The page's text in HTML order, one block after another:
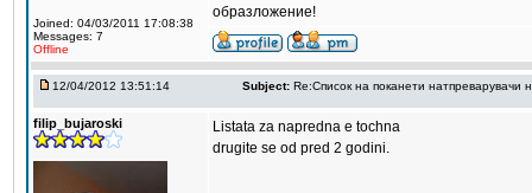
Joined: 04/03/2011 17:08:38
Messages: 7
Offline
образложение!
12/04/2012 13:51:14 Subject: Re:Список на поканети
filip_bujaroski
Listata za napredna e tochna
drugite se od pred 2 godini.